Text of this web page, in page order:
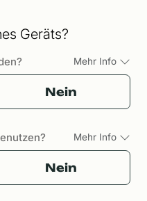
Geräts?
Mehr Info
Nein
Mehr Info
Nein